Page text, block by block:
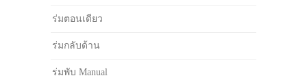
ร่มตอนเดียว
ร่มกลับด้าน
ร่มพับ Manual